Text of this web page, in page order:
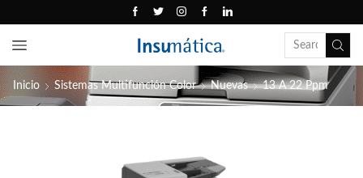
Inicio Sistemas Multifunción Color Nuevas 13 A 22 Ppm